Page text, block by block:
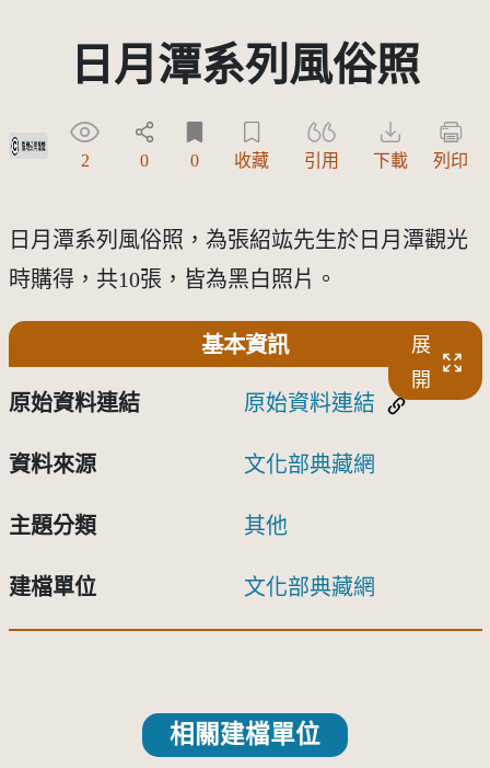
日月潭系列風俗照
受著作權法保護-僅限於本平台有限度公開瀏覽
2 0 0 收藏 引用 下載 列印
日月潭系列風俗照，為張紹竑先生於日月潭觀光
時購得，共10張，皆為黑白照片。
基本資訊
展
開
原始資料連結 原始資料連結
資料來源 文化部典藏網
主題分類 其他
建檔單位 文化部典藏網
相關建檔單位